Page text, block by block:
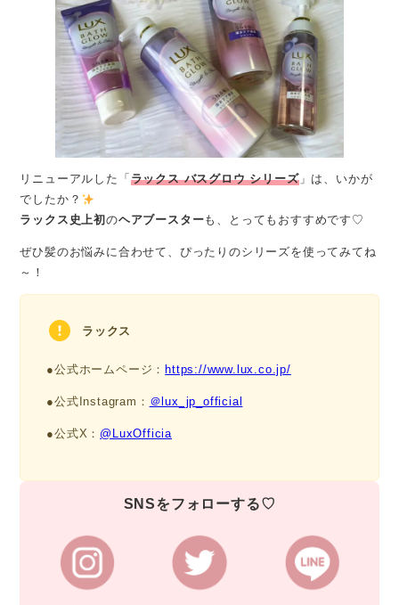
リニューアルした「 ラックス バスグロウ シリーズ」は、いかが
でしたか？
ラックス史上初のヘアブースターも、とってもおすすめです♡
ぜひ髪のお悩みに合わせて、ぴったりのシリーズを使ってみてね
～！
ラックス
●公式ホームページ： https://www.lux.co.jp/
●公式Instagram： ＠lux_jp_official
●公式X： @LuxOfficia
SNSをフォローする♡